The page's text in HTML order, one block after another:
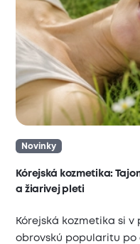
Novinky
Kórejská kozmetika:
a žiarivej pleti
Kórejská kozmetika si
obrovskú popularitu po